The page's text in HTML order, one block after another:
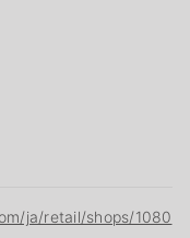
ja/retail/shops/1080